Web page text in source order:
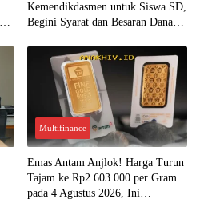
Kemendikdasmen untuk Siswa SD,
Begini Syarat dan Besaran Dana
Multifinance
Emas Antam Anjlok! Harga Turun
Tajam ke Rp2.603.000 per Gram
pada 4 Agustus 2026, Ini